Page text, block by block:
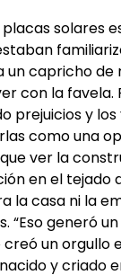
placas solares
un capricho de
con la favela.
prejuicios y los
como una
ver la
en el tejado
la casa ni la
“Eso generó
un orgullo
y criado